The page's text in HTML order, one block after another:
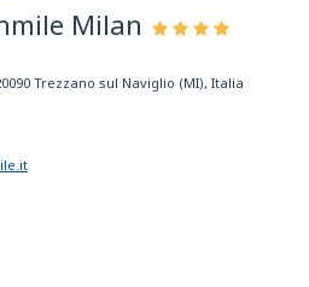
Western
Milan
Trezzano sul Naviglio (MI), Italia